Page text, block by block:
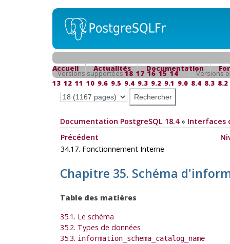
Accueil Actualités Documentation
Versions supportées18 17 16 15 14
Versions
13 12 11 10 9.6 9.5 9.4 9.3 9.2 9.1 9.0 8.4 8.3 8.2
Documentation PostgreSQL 18.4» Interfaces
Précédent
34.17. Fonctionnement Interne
Chapitre 35. Schéma
Table des matières
35.1. Le schéma
35.2. Types de données
35.3. information_schema_catalog_name